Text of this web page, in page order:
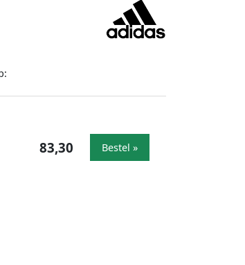
83,30 Bestel »